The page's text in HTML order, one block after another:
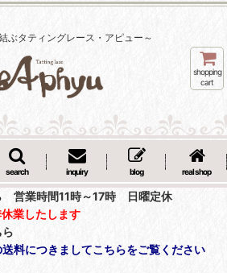
ぶタティングレース・アピュー～
shopping
cart
search inquiry blog real shop
営業時間11時～17時 日曜定休
業したします
料につきましてこちらをご覧ください